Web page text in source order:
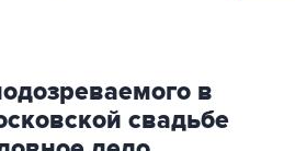
в
свадьбе